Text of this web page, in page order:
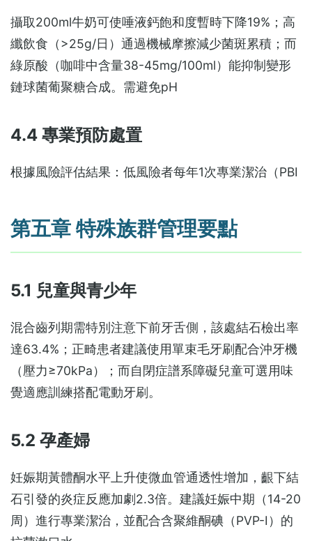
攝取200ml牛奶可使唾液鈣飽和度暫時下降19%；高
纖飲食（>25g/日）通過機械摩擦減少菌斑累積；而
綠原酸（咖啡中含量38-45mg/100ml）能抑制變形
鏈球菌葡聚糖合成。需避免pH
4.4 專業預防處置
根據風險評估結果：低風險者每年1次專業潔治（PBI
第五章 特殊族群管理要點
5.1 兒童與青少年
混合齒列期需特別注意下前牙舌側，該處結石檢出率
達63.4%；正畸患者建議使用單束毛牙刷配合沖牙機
（壓力≥70kPa）；而自閉症譜系障礙兒童可選用味
覺適應訓練搭配電動牙刷。
5.2 孕產婦
妊娠期黃體酮水平上升使微血管通透性增加，齦下結
石引發的炎症反應加劇2.3倍。建議妊娠中期（14-20
周）進行專業潔治，並配合含聚維酮碘（PVP-I）的